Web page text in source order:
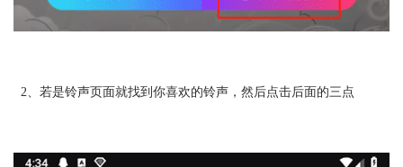
2、若是铃声页面就找到你喜欢的铃声，然后点击后面的三点